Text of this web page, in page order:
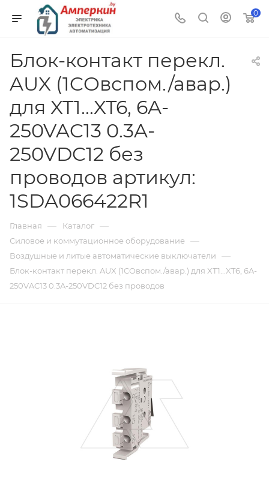
0
Блок-контакт перекл.
AUX (1COвспом./авар.)
для XT1...XT6, 6A-
250VAC13 0.3A-
250VDC12 без
проводов артикул:
1SDA066422R1
Главная — Каталог —
Силовое и коммутационное оборудование —
Воздушные и литые автоматические выключатели —
Блок-контакт перекл. AUX (1COвспом./авар.) для XT1...XT6, 6A-
250VAC13 0.3A-250VDC12 без проводов